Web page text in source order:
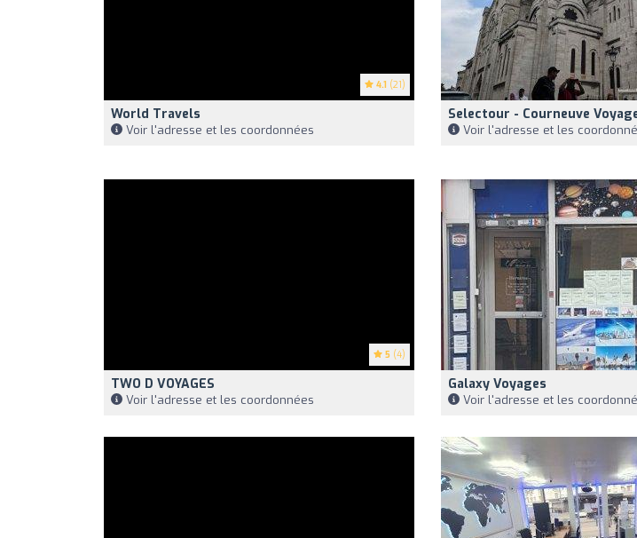
4.1 (21)
World Travels
Voir l'adresse et les coordonnées
Selectour - Courneuve
Voir l'adresse et les
5 (4)
TWO D VOYAGES
Voir l'adresse et les coordonnées
Galaxy Voyages
Voir l'adresse et les